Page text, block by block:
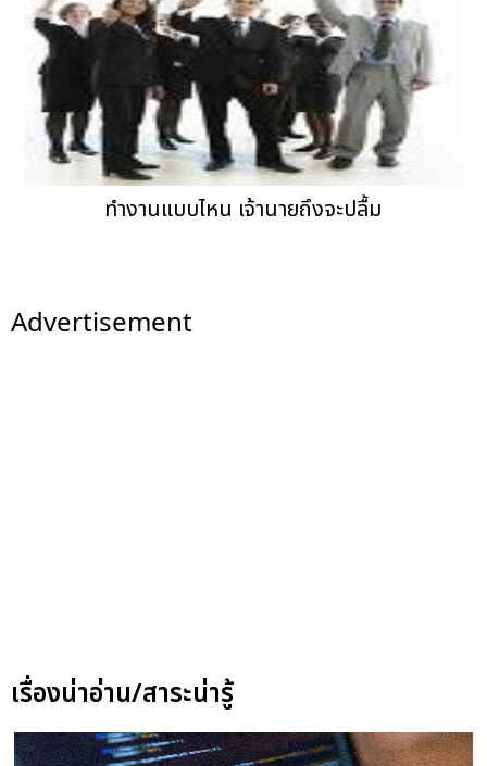
ทำงานแบบไหน เจ้านายถึงจะปลื้ม
Advertisement
เรื่องน่าอ่าน/สาระน่ารู้